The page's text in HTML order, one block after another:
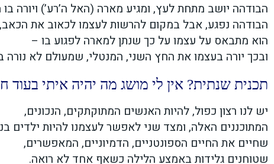
הבודהה יושב מתחת לעץ, ומגיע מארה (האל ה’רע’) ויורה
הבודהה נפגע, אבל במקום להרשות לעצמו לכאוב את הכאב,
הוא מתבאס על עצמו על כך שנתן למארה לפגוע בו –
ובכך יורה בעצמו את החץ השני, המנטלי, שמעולם לא נורה
תכנית שנתית? אין לי מושג מה יהיה איתי בעוד
יש לנו רצון כפול, להיות האנשים המתוקתקים, הנכונים,
המתוכננים האלה, ומצד שני לאפשר לעצמנו להיות ילדים
שחיים את החיים הספונטניים, הדמיוניים, המאפשרים,
שטוחנים גלידות באמצע הלילה כשאף אחד לא רואה.